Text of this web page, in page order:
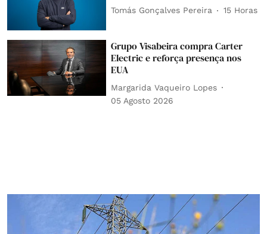
Tomás Gonçalves Pereira 15 Horas
Grupo Visabeira compra Carter
Electric e reforça presença nos
EUA
Margarida Vaqueiro Lopes
05 Agosto 2026